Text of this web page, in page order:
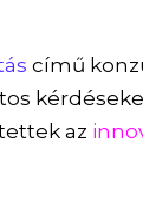
című
az